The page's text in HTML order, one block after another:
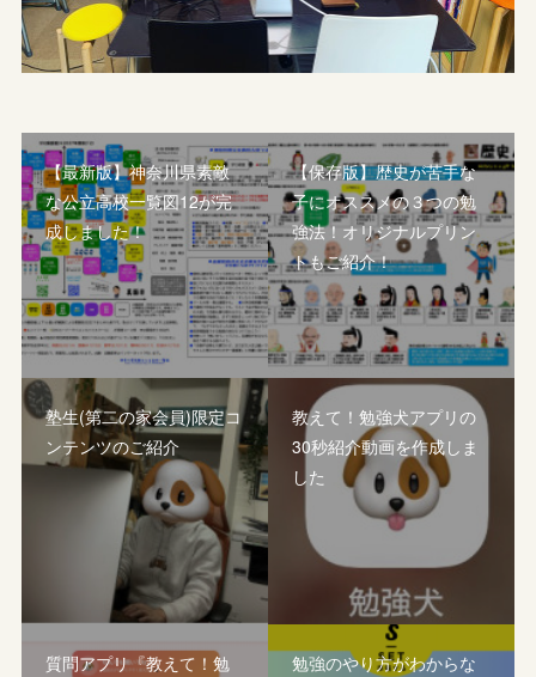
【最新版】神奈川県素敵
な公立高校一覧図12が完
成しました！
【保存版】歴史が苦手な
子にオススメの３つの勉
強法！オリジナルプリン
トもご紹介！
塾生(第二の家会員)限定コ
ンテンツのご紹介
教えて！勉強犬アプリの
30秒紹介動画を作成しま
した
質問アプリ『教えて！勉
勉強のやり方がわからな